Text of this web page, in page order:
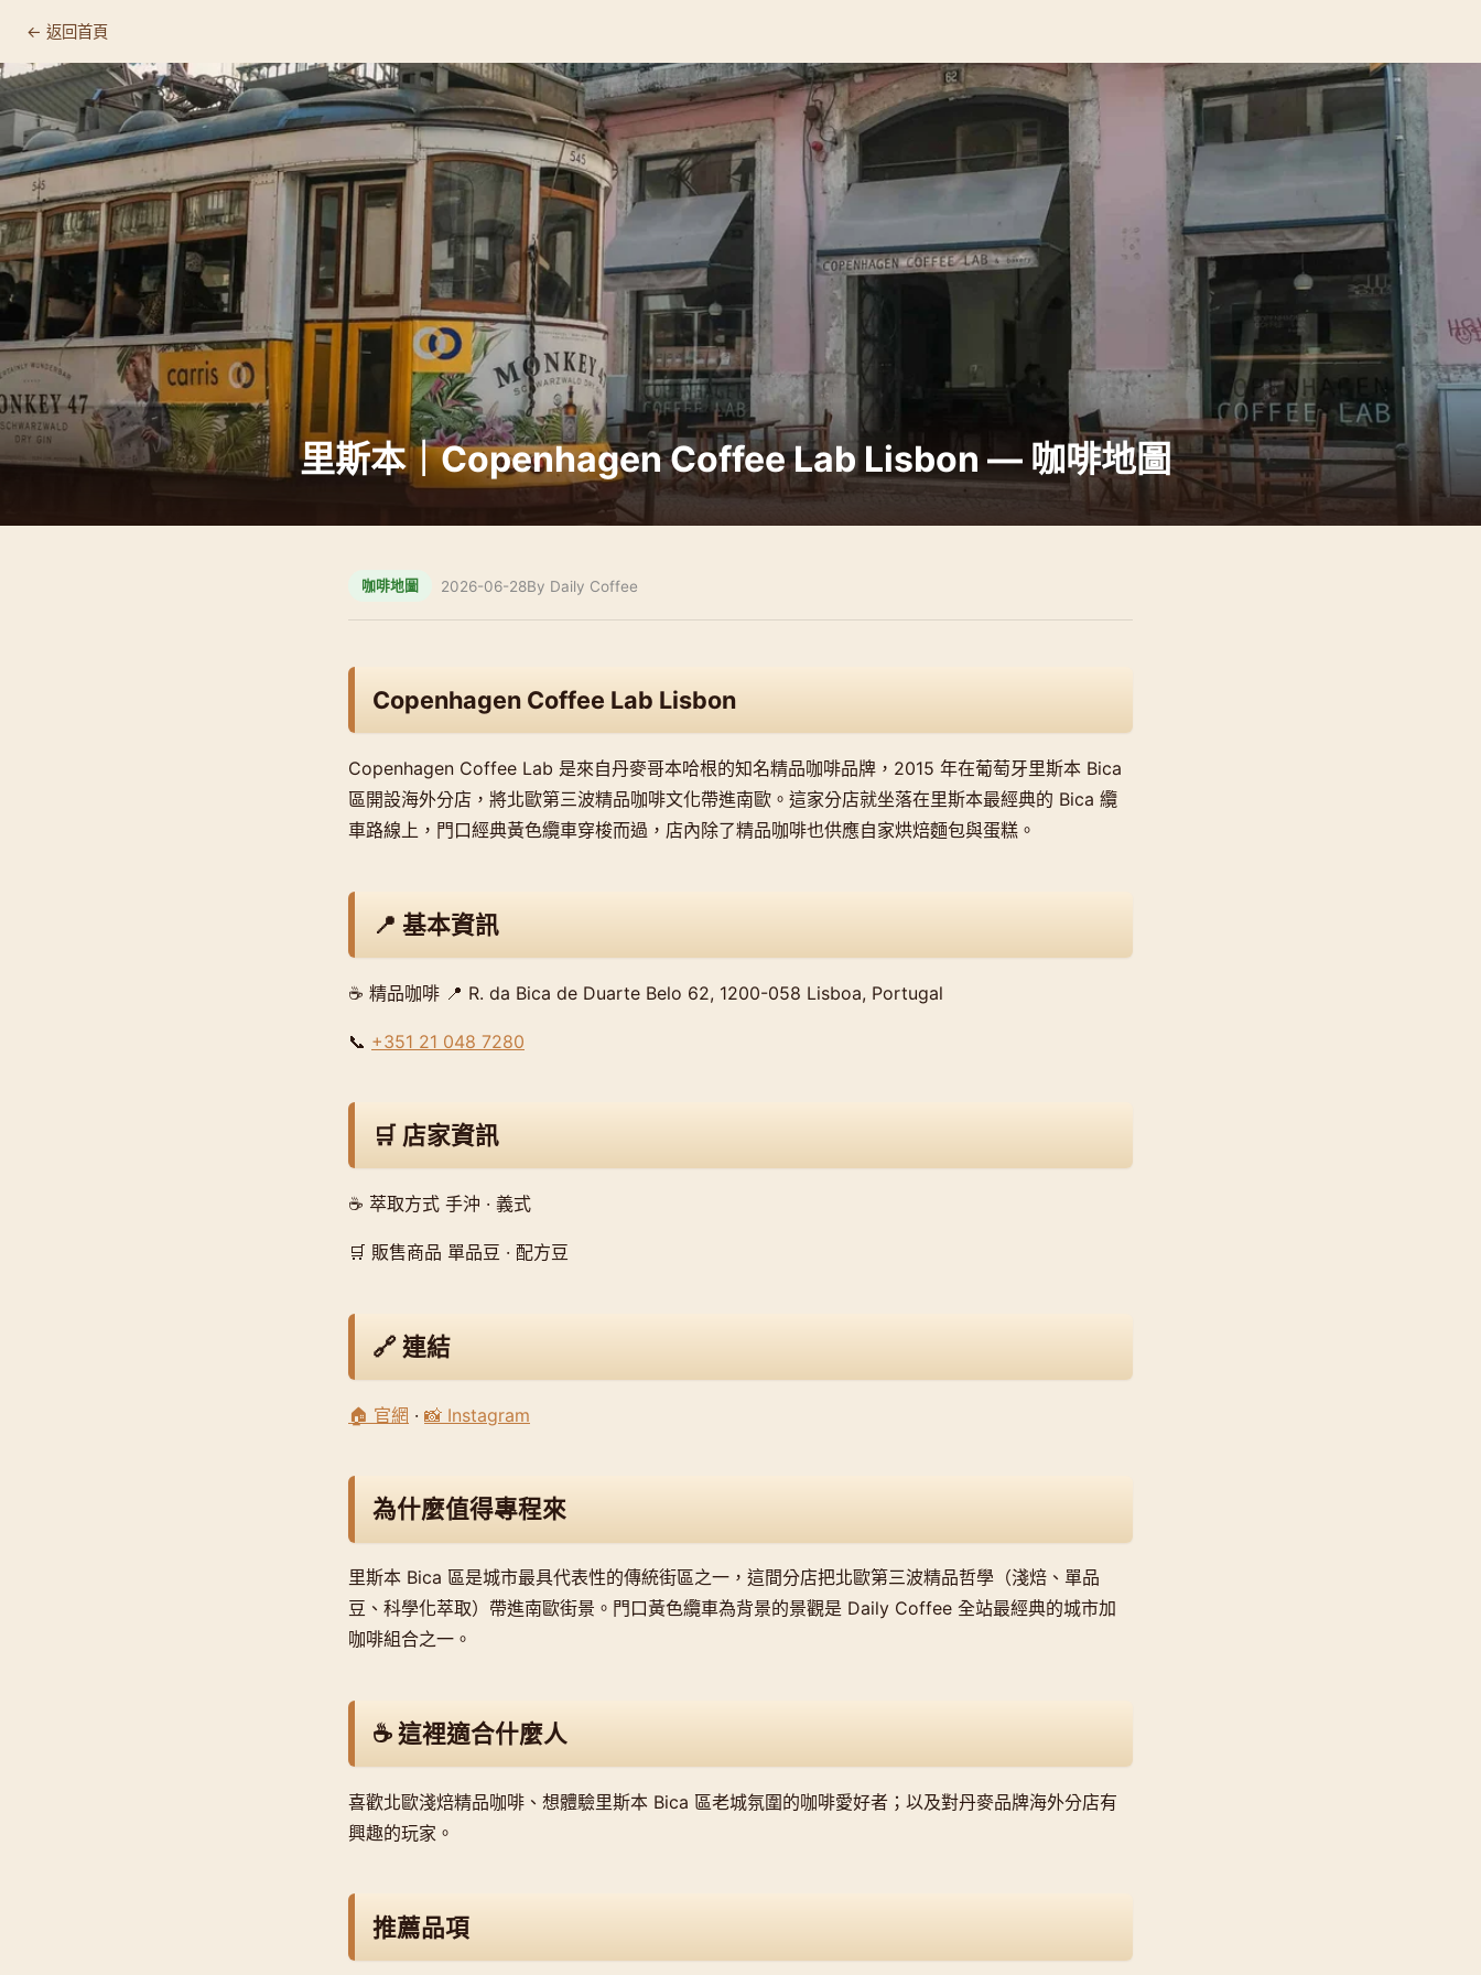
Copenhagen Coffee Lab Lisbon
📍 基本資訊
🛒 店家資訊
🔗 連結
為什麼值得專程來
☕ 這裡適合什麼人
推薦品項
顧客回饋
🏷️ 相關標籤
← 返回首頁
里斯本｜Copenhagen Coffee Lab Lisbon — 咖啡地圖
咖啡地圖 2026-06-28By Daily Coffee
Copenhagen Coffee Lab Lisbon
Copenhagen Coffee Lab 是來自丹麥哥本哈根的知名精品咖啡品牌，2015 年在葡萄牙里斯本 Bica
區開設海外分店，將北歐第三波精品咖啡文化帶進南歐。這家分店就坐落在里斯本最經典的 Bica 纜
車路線上，門口經典黃色纜車穿梭而過，店內除了精品咖啡也供應自家烘焙麵包與蛋糕。
📍 基本資訊
☕ 精品咖啡 📍 R. da Bica de Duarte Belo 62, 1200-058 Lisboa, Portugal
📞 +351 21 048 7280
🛒 店家資訊
☕ 萃取方式 手沖 · 義式
🛒 販售商品 單品豆 · 配方豆
🔗 連結
🏠 官網 · 📸 Instagram
為什麼值得專程來
里斯本 Bica 區是城市最具代表性的傳統街區之一，這間分店把北歐第三波精品哲學（淺焙、單品
豆、科學化萃取）帶進南歐街景。門口黃色纜車為背景的景觀是 Daily Coffee 全站最經典的城市加
咖啡組合之一。
☕ 這裡適合什麼人
喜歡北歐淺焙精品咖啡、想體驗里斯本 Bica 區老城氛圍的咖啡愛好者；以及對丹麥品牌海外分店有
興趣的玩家。
推薦品項